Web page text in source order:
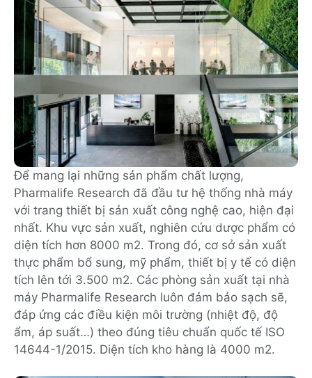
Để mang lại những sản phẩm chất lượng,
Pharmalife Research đã đầu tư hệ thống nhà máy
với trang thiết bị sản xuất công nghệ cao, hiện đại
nhất. Khu vực sản xuất, nghiên cứu dược phẩm có
diện tích hơn 8000 m2. Trong đó, cơ sở sản xuất
thực phẩm bổ sung, mỹ phẩm, thiết bị y tế có diện
tích lên tới 3.500 m2. Các phòng sản xuất tại nhà
máy Pharmalife Research luôn đảm bảo sạch sẽ,
đáp ứng các điều kiện môi trường (nhiệt độ, độ
ẩm, áp suất…) theo đúng tiêu chuẩn quốc tế ISO
14644-1/2015. Diện tích kho hàng là 4000 m2.